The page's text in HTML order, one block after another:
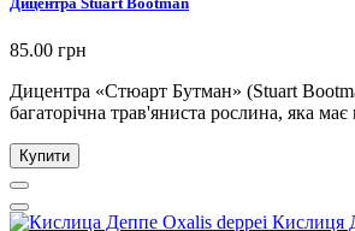
85.00 грн
Дицентра «Стюарт Бутман» (Stuart
багаторічна трав'яниста рослина, яка має
Купити